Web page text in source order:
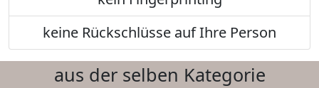
keine Rückschlüsse auf Ihre Person
aus der selben Kategorie